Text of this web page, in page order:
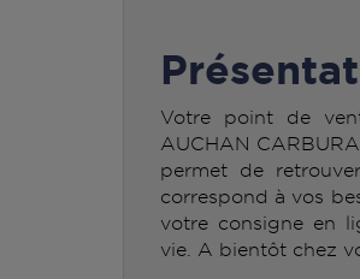
Votre point de
AUCHAN
permet de
correspond à vos
votre consigne en
vie. A bientôt chez